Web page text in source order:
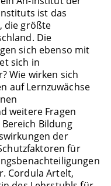
ist das
die größte
Die
sich ebenso mit
sich in
Wie wirken sich
auf Lernzuwächse
weitere Fragen
Bildung
der
für
Cordula Artelt,